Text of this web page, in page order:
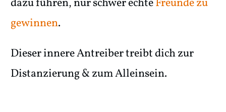
gewinnen.
Dieser innere Antreiber treibt dich zur
Distanzierung & zum Alleinsein.